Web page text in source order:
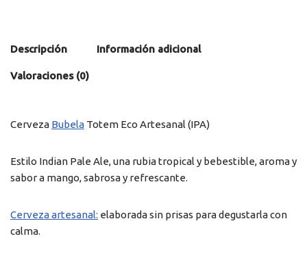
Descripción Información adicional
Valoraciones (0)
Cerveza Bubela Totem Eco Artesanal (IPA)
Estilo Indian Pale Ale, una rubia tropical y bebestible, aroma y
sabor a mango, sabrosa y refrescante.
Cerveza artesanal: elaborada sin prisas para degustarla con
calma.